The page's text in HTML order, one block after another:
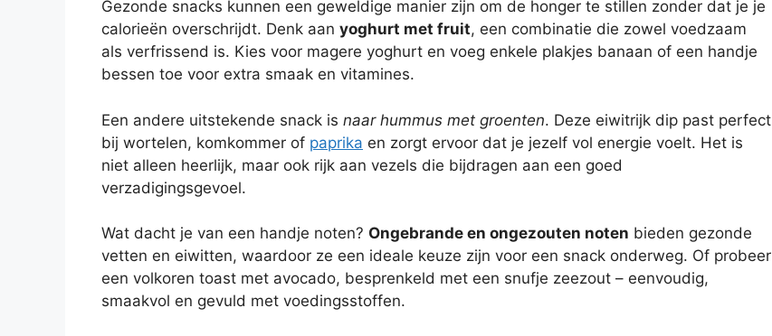
Gezonde snacks kunnen een geweldige manier zijn om de honger te stillen zonder dat je je
calorieën overschrijdt. Denk aan yoghurt met fruit, een combinatie die zowel voedzaam
als verfrissend is. Kies voor magere yoghurt en voeg enkele plakjes banaan of een handje
bessen toe voor extra smaak en vitamines.
Een andere uitstekende snack is naar hummus met groenten. Deze eiwitrijk dip past perfect
bij wortelen, komkommer of paprika en zorgt ervoor dat je jezelf vol energie voelt. Het is
niet alleen heerlijk, maar ook rijk aan vezels die bijdragen aan een goed
verzadigingsgevoel.
Wat dacht je van een handje noten? Ongebrande en ongezouten noten bieden gezonde
vetten en eiwitten, waardoor ze een ideale keuze zijn voor een snack onderweg. Of probeer
een volkoren toast met avocado, besprenkeld met een snufje zeezout – eenvoudig,
smaakvol en gevuld met voedingsstoffen.